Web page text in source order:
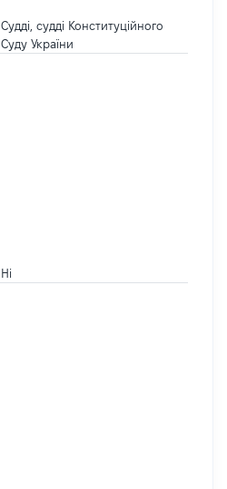
Судді, судді Конституційного
Суду України
Ні